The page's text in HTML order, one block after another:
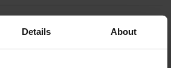
Details About